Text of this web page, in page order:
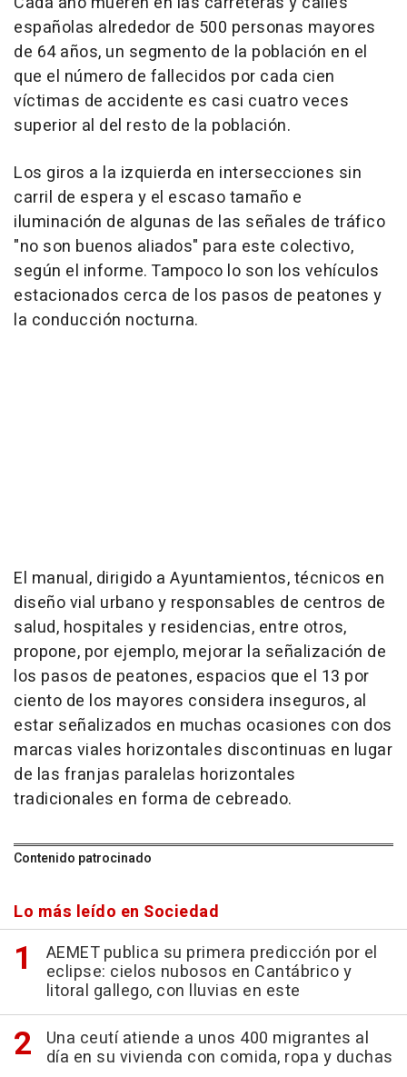
españolas alrededor de 500 personas mayores
de 64 años, un segmento de la población en el
que el número de fallecidos por cada cien
víctimas de accidente es casi cuatro veces
superior al del resto de la población.
Los giros a la izquierda en intersecciones sin
carril de espera y el escaso tamaño e
iluminación de algunas de las señales de tráfico
"no son buenos aliados" para este colectivo,
según el informe. Tampoco lo son los vehículos
estacionados cerca de los pasos de peatones y
la conducción nocturna.
El manual, dirigido a Ayuntamientos, técnicos en
diseño vial urbano y responsables de centros de
salud, hospitales y residencias, entre otros,
propone, por ejemplo, mejorar la señalización de
los pasos de peatones, espacios que el 13 por
ciento de los mayores considera inseguros, al
estar señalizados en muchas ocasiones con dos
marcas viales horizontales discontinuas en lugar
de las franjas paralelas horizontales
tradicionales en forma de cebreado.
Contenido patrocinado
Lo más leído en Sociedad
AEMET publica su primera predicción por el
eclipse: cielos nubosos en Cantábrico y
litoral gallego, con lluvias en este
Una ceutí atiende a unos 400 migrantes al
día en su vivienda con comida, ropa y duchas